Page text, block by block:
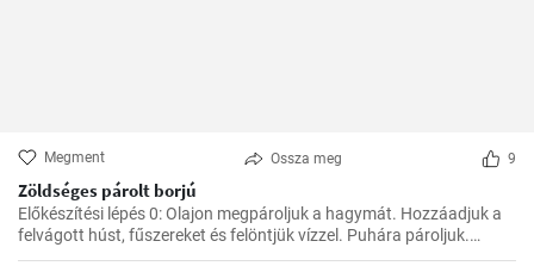
Megment Ossza meg 9
Zöldséges párolt borjú
Előkészítési lépés 0: Olajon megpároljuk a hagymát. Hozzáadjuk a
felvágott húst, fűszereket és felöntjük vízzel. Puhára pároljuk.
Ezután hozzáadjuk a zöldséget, a paradicsompürét és főzzük, amíg